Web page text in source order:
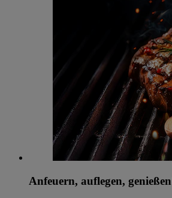
Anfeuern, auflegen,